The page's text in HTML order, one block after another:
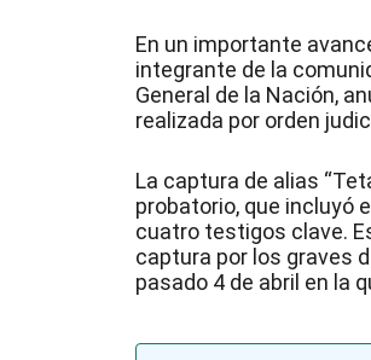
En un importante
integrante de la
General de la Nación,
realizada por orden
La captura de alias
probatorio, que incluyó
cuatro testigos clave.
captura por los graves
pasado 4 de abril en la